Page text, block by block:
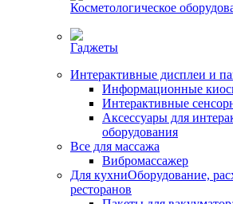
Косметологическое
Гаджеты
Интерактивные дисплеи и
Информационные
Интерактивные
Аксессуары для
оборудования
Все для массажа
Вибромассажер
Для кухниОборудование,
ресторанов